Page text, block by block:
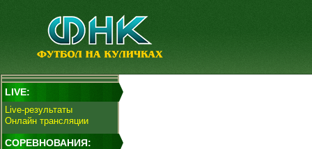
LIVE:
Live-результаты
Онлайн трансляции
СОРЕВНОВАНИЯ: